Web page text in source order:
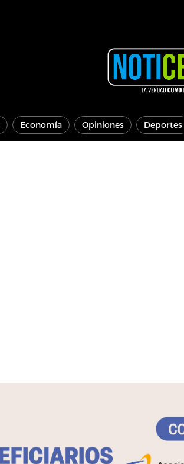
Economía Opiniones Deportes